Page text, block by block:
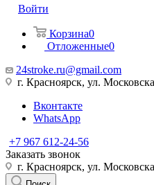
Войти
Корзина0
Отложенные0
24stroke.ru@gmail.com
г. Красноярск, ул.
Вконтакте
WhatsApp
+7 967 612-24-56
Заказать звонок
г. Красноярск, ул.